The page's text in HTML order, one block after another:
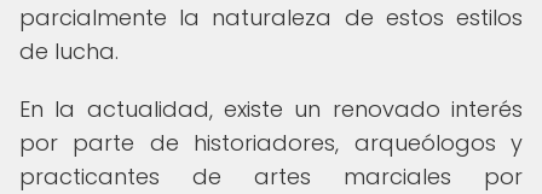
parcialmente la naturaleza de estos estilos
de lucha.
En la actualidad, existe un renovado interés
por parte de historiadores, arqueólogos y
practicantes de artes marciales por